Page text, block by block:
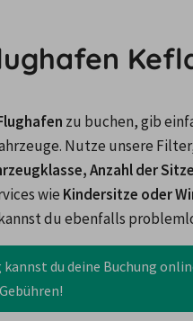
zu buchen, gib
Nutze unsere
Anzahl der
wie Kindersitze oder
du ebenfalls
kannst du deine Buchung